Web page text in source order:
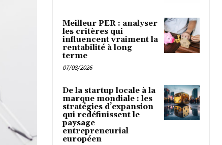
Meilleur PER : analyser
les critères qui
influencent vraiment la
rentabilité à long
terme
07/08/2026
De la startup locale à la
marque mondiale : les
stratégies d’expansion
qui redéfinissent le
paysage
entrepreneurial
européen